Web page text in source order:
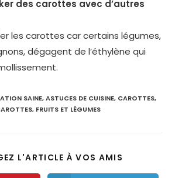
des carottes avec d’autres
les carottes car certains légumes,
dégagent de l’éthylène qui
SAINE, ASTUCES DE CUISINE, CAROTTES,
, FRUITS ET LÉGUMES
L'ARTICLE À VOS AMIS